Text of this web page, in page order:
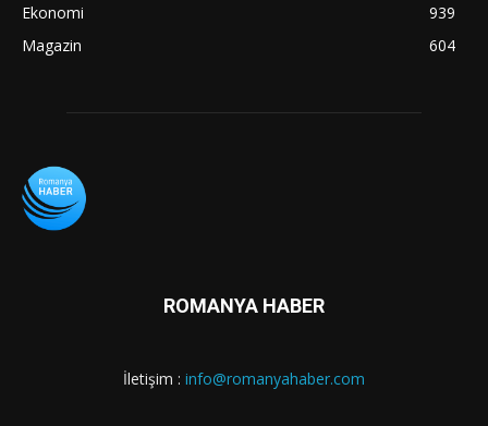
Ekonomi
939
Magazin
604
ROMANYA HABER
İletişim : info@romanyahaber.com